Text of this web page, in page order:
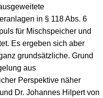
in § 118 Abs. 6
für Mischspeicher und
Es ergeben sich aber
grundsätzliche. Grund
aus
Perspektive näher
Dr. Johannes Hilpert von